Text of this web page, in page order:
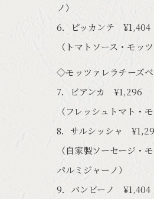
ノ）
6．ピッカンテ ¥1,404
（トマトソース・モッ
◇モッツァレラチーズベ
7．ビアンカ ¥1,296
（フレッシュトマト・
8．サルシッシャ
（自家製ソーセージ・
パルミジャーノ）
9．バンビーノ ¥1,404